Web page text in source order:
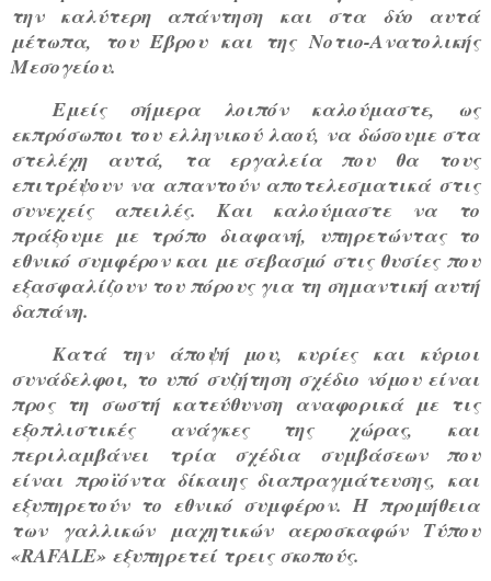
την καλύτερη απάντηση και στα δύο αυτά
μέτωπα, του Έβρου και της Νοτιο-Ανατολικής
Μεσογείου.
Εμείς σήμερα λοιπόν καλούμαστε, ως
εκπρόσωποι του ελληνικού λαού, να δώσουμε στα
στελέχη αυτά, τα εργαλεία που θα τους
επιτρέψουν να απαντούν αποτελεσματικά στις
συνεχείς απειλές. Και καλούμαστε να το
πράξουμε με τρόπο διαφανή, υπηρετώντας το
εθνικό συμφέρον και με σεβασμό στις θυσίες που
εξασφαλίζουν του πόρους για τη σημαντική αυτή
δαπάνη.
Κατά την άποψή μου, κυρίες και κύριοι
συνάδελφοι, το υπό συζήτηση σχέδιο νόμου είναι
προς τη σωστή κατεύθυνση αναφορικά με τις
εξοπλιστικές ανάγκες της χώρας, και
περιλαμβάνει τρία σχέδια συμβάσεων που
είναι προϊόντα δίκαιης διαπραγμάτευσης, και
εξυπηρετούν το εθνικό συμφέρον. Η προμήθεια
των γαλλικών μαχητικών αεροσκαφών Τύπου
«RAFALE» εξυπηρετεί τρεις σκοπούς.